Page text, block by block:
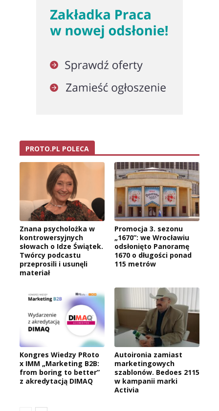
PROTO.PL POLECA
Znana psycholożka w
kontrowersyjnych
słowach o Idze Świątek.
Twórcy podcastu
przeprosili i usunęli
materiał
Promocja 3. sezonu
„1670”: we Wrocławiu
odsłonięto Panoramę
1670 o długości ponad
115 metrów
Kongres Wiedzy PRoto
x IMM „Marketing B2B:
from boring to better”
z akredytacją DIMAQ
Autoironia zamiast
marketingowych
szablonów. Bedoes 2115
w kampanii marki
Activia